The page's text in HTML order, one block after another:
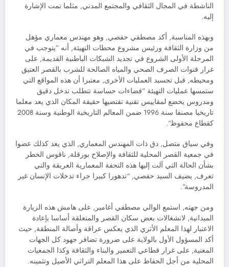
الناشطة في المجال الثقافي والمجتمع المدني, مثلما تمت الإشارة
إليه.
وبهذه المناسبة, أكد مصطفي حفصي, وهو مهندس معماري مؤهل
من وزارة الثقافة ورئيس مشروع محطات التهيئة, أنه ”يتوجب في
المرحلة الأولى الشروع في تجديد الشبكات الباطنية القديمة, على
غرار قنوات الصرف الصحي والمياه الصالحة للشرب بالقصر العتيق
ومحيطه, قبل تجسيد العمليات الأخرى, معتبرا أن هذه المواقع التي
ستمسها عمليات التهيئة ”فضاءات حساسة تتطلب تدخل دقيق
ومدروس يخضع لمقاييس تقنية تقتضيها حقيقة المكان الذي يعد معلما
تاريخيا مصنفا سنة 1996 ضمن المعالم التاريخية الوطنية وسنة 2008
كقطاع محفوظ”.
وفي سياق متصل, دق ذات المهندس المعماري, الذي يعد كذلك عضوا
في جمعية القصر المحلية للثقافة والإصلاح بورقلة, ناقوس الخطر
بشأن الحالة التي آلت إليها هذه التحفة المعمارية العريقة والتي
تعرف, يضيف السيد حفصي, “تدهورا كبيرا جراء تدخلات الإنسان غير
المدروسة”.
ومن جهته, استمع الوالي مصطفي أغامير, على هامش هذه الزيارة
الميدانية, لانشغالات بعض سكان القصر والمتعلقة أساسا بإعادة
الاعتبار لهذا المعلم الأثري الذي يعكس عراقة وأصالة المنطقة, حيث
أكد المسؤول الأول بالولاية على ضرورة تضافر جهود كل الجهات
المعنية, على غرار قطاعي التعمير والبناء والثقافة وكذا الجمعيات
المحلية من أجل الحفاظ على هذا المعلم التراثي الأصيل وتثمينه.